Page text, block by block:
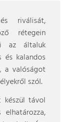
riválisát,
rétegein
az általuk
kalandos
a valóságot
szól.
készül távol